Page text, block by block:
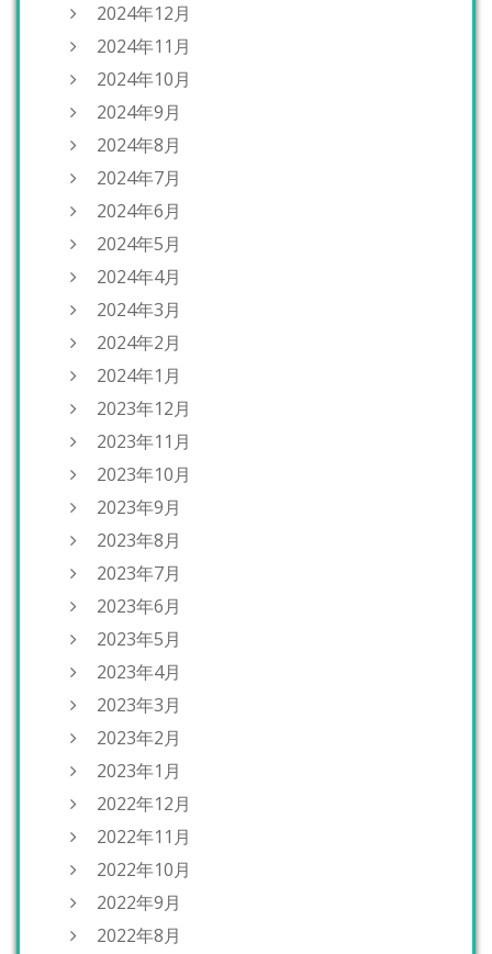
2024年12月
2024年11月
2024年10月
2024年9月
2024年8月
2024年7月
2024年6月
2024年5月
2024年4月
2024年3月
2024年2月
2024年1月
2023年12月
2023年11月
2023年10月
2023年9月
2023年8月
2023年7月
2023年6月
2023年5月
2023年4月
2023年3月
2023年2月
2023年1月
2022年12月
2022年11月
2022年10月
2022年9月
2022年8月